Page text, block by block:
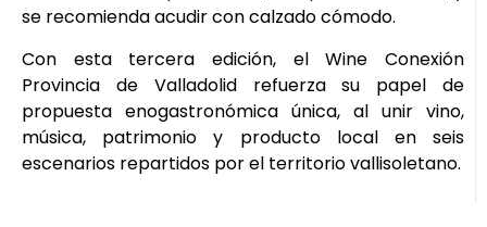
se recomienda acudir con calzado cómodo.
Con esta tercera edición, el Wine Conexión
Provincia de Valladolid refuerza su papel de
propuesta enogastronómica única, al unir vino,
música, patrimonio y producto local en seis
escenarios repartidos por el territorio vallisoletano.